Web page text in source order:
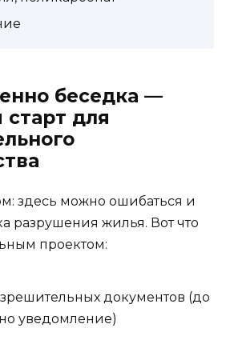
беседка —
для
здесь можно ошибаться и
разрушения жилья. Вот что
проектом:
документов (до
уведомление)